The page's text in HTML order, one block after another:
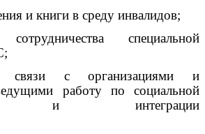
и книги в среду инвалидов;
специальной
связи с организациями и
работу по социальной
и интеграции